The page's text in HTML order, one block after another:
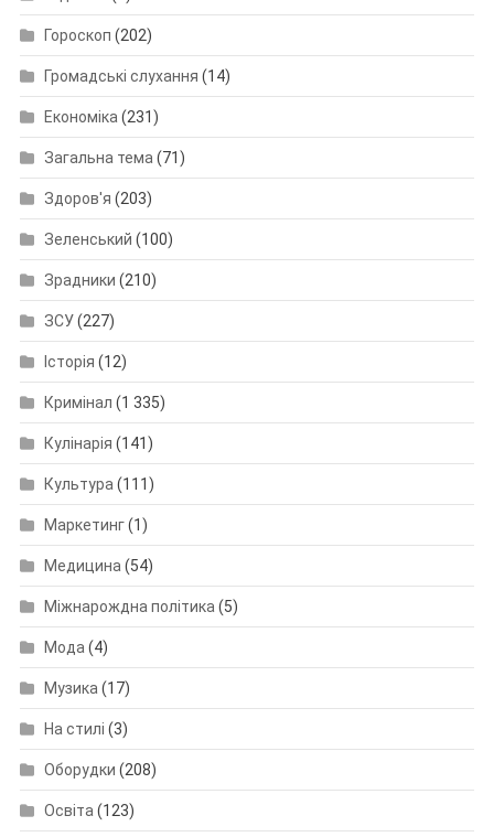
Гороскоп (202)
Громадські слухання (14)
Економіка(231)
Загальна тема(71)
Здоров'я (203)
Зеленський (100)
Зрадники (210)
ЗСУ(227)
Історія (12)
Кримінал (1 335)
Кулінарія (141)
Культура(111)
Маркетинг(1)
Медицина(54)
Міжнарождна політика(5)
Мода(4)
Музика(17)
На стилі (3)
Оборудки (208)
Освіта(123)